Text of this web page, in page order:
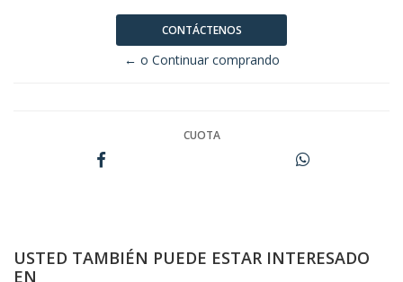
CONTÁCTENOS
← o Continuar comprando
CUOTA
USTED TAMBIÉN PUEDE ESTAR INTERESADO
EN